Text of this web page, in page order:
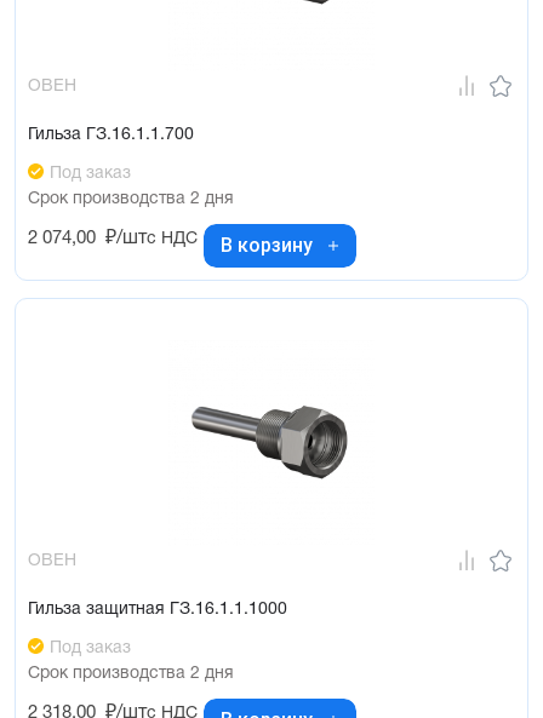
ОВЕН
Гильза ГЗ.16.1.1.700
Под заказ
Срок производства 2 дня
2 074,00 ₽/штс НДС В корзину
ОВЕН
Гильза защитная ГЗ.16.1.1.1000
Под заказ
Срок производства 2 дня
2 318,00 ₽/штс НДС